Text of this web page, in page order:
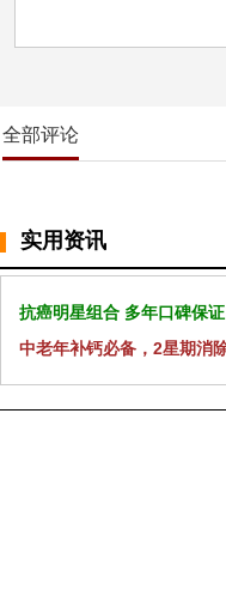
全部评论
实用资讯
抗癌明星组合 多年口碑保
中老年补钙必备，2星期消